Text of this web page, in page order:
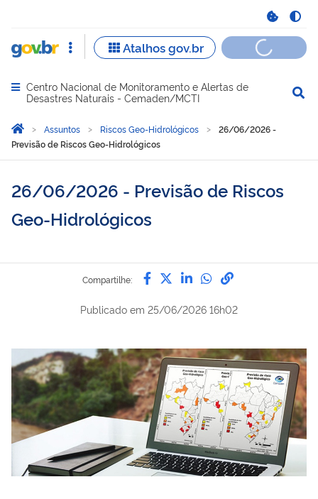
Abrir menu principal de navegação
Centro Nacional de Monitoramento e Alertas de
Desastres Naturais - Cemaden/MCTI
Você está aqui:
Página Inicial
Assuntos Riscos Geo-Hidrológicos
26/06/2026 -
Previsão de Riscos Geo-Hidrológicos
26/06/2026 - Previsão de Riscos
Geo-Hidrológicos
Compartilhe: Compartilhe por Facebook
Compartilhe por Twitter
Compartilhe por
Compartilhe
link para
Publicado em 25/06/2026 16h02